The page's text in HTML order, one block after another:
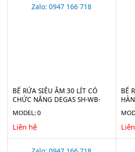
Zalo: 0947 166 718
BỂ RỬA SIÊU ÂM 30 LÍT CÓ
CHỨC NĂNG DEGAS SH-WB-
MODEL: 0
Liên hệ
BỂ